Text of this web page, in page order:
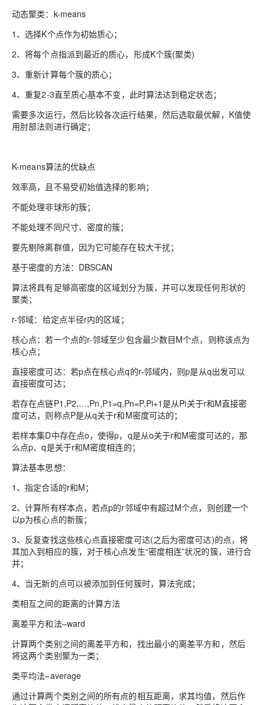
动态聚类：k-means
1、选择K个点作为初始质心；
2、将每个点指派到最近的质心，形成K个簇(聚类)
3、重新计算每个簇的质心；
4、重复2-3直至质心基本不变，此时算法达到稳定状态；
需要多次运行，然后比较各次运行结果，然后选取最优解，K值使
用肘部法则进行确定；
K-means算法的优缺点
效率高，且不易受初始值选择的影响；
不能处理非球形的簇；
不能处理不同尺寸、密度的簇；
要先剔除离群值，因为它可能存在较大干扰；
基于密度的方法：DBSCAN
算法将具有足够高密度的区域划分为簇，并可以发现任何形状的
聚类；
r-邻域：给定点半径r内的区域；
核心点：若一个点的r-邻域至少包含最少数目M个点，则称该点为
核心点；
直接密度可达：若p点在核心点q的r-邻域内，则p是从q出发可以
直接密度可达；
若存在点链P1,P2,…,Pn,P1=q,Pn=P,Pi+1是从Pi关于r和M直接密
度可达，则称点P是从q关于r和M密度可达的；
若样本集D中存在点o，使得p，q是从o关于r和M密度可达的，那
么点p、q是关于r和M密度相连的；
算法基本思想：
1、指定合适的r和M；
2、计算所有样本点，若点p的r邻域中有超过M个点，则创建一个
以p为核心点的新簇；
3、反复查找这些核心点直接密度可达(之后为密度可达)的点，将
其加入到相应的簇，对于核心点发生“密度相连”状况的簇，进行合
并；
4、当无新的点可以被添加到任何簇时，算法完成；
类相互之间的距离的计算方法
离差平方和法–ward
计算两个类别之间的离差平方和，找出最小的离差平方和，然后
将这两个类别聚为一类；
类平均法–average
通过计算两个类别之间的所有点的相互距离，求其均值，然后作